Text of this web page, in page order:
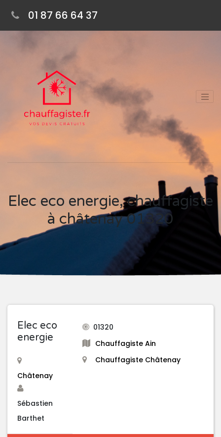
01 87 66 64 37
Elec eco energie, chauffagiste
à châtenay 01320
Elec eco
energie
Châtenay
Sébastien
Barthet
01320
Chauffagiste Ain
Chauffagiste Châtenay